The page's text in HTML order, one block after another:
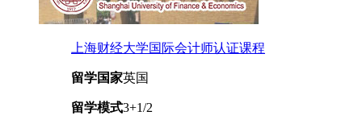
上海财经大学国际会计师认证课程
留学国家英国
留学模式3+1/2